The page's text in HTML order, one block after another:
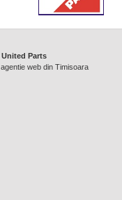
United Parts
agentie web din Timisoara